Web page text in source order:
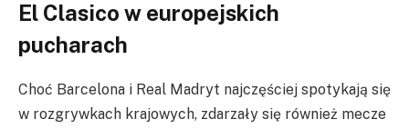
El Clasico w europejskich
pucharach
Choć Barcelona i Real Madryt najczęściej spotykają się
w rozgrywkach krajowych, zdarzały się również mecze